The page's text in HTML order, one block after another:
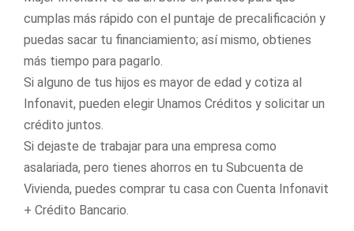
cumplas más rápido con el puntaje de precalificación y
puedas sacar tu financiamiento; así mismo, obtienes
más tiempo para pagarlo.
Si alguno de tus hijos es mayor de edad y cotiza al
Infonavit, pueden elegir Unamos Créditos y solicitar un
crédito juntos.
Si dejaste de trabajar para una empresa como
asalariada, pero tienes ahorros en tu Subcuenta de
Vivienda, puedes comprar tu casa con Cuenta Infonavit
+ Crédito Bancario.